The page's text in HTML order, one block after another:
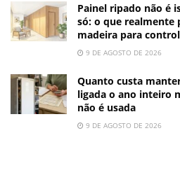
Painel ripado não é
só: o que realmente
madeira para
9 DE AGOSTO DE 2026
Quanto custa
ligada o ano inteiro
não é usada
9 DE AGOSTO DE 2026